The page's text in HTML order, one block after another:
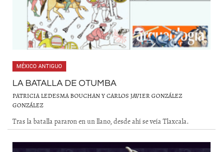
MÉXICO ANTIGUO
LA BATALLA DE OTUMBA
PATRICIA LEDESMA BOUCHAN Y CARLOS JAVIER GONZÁLEZ
GONZÁLEZ
Tras la batalla pararon en un llano, desde ahí se veía Tlaxcala.